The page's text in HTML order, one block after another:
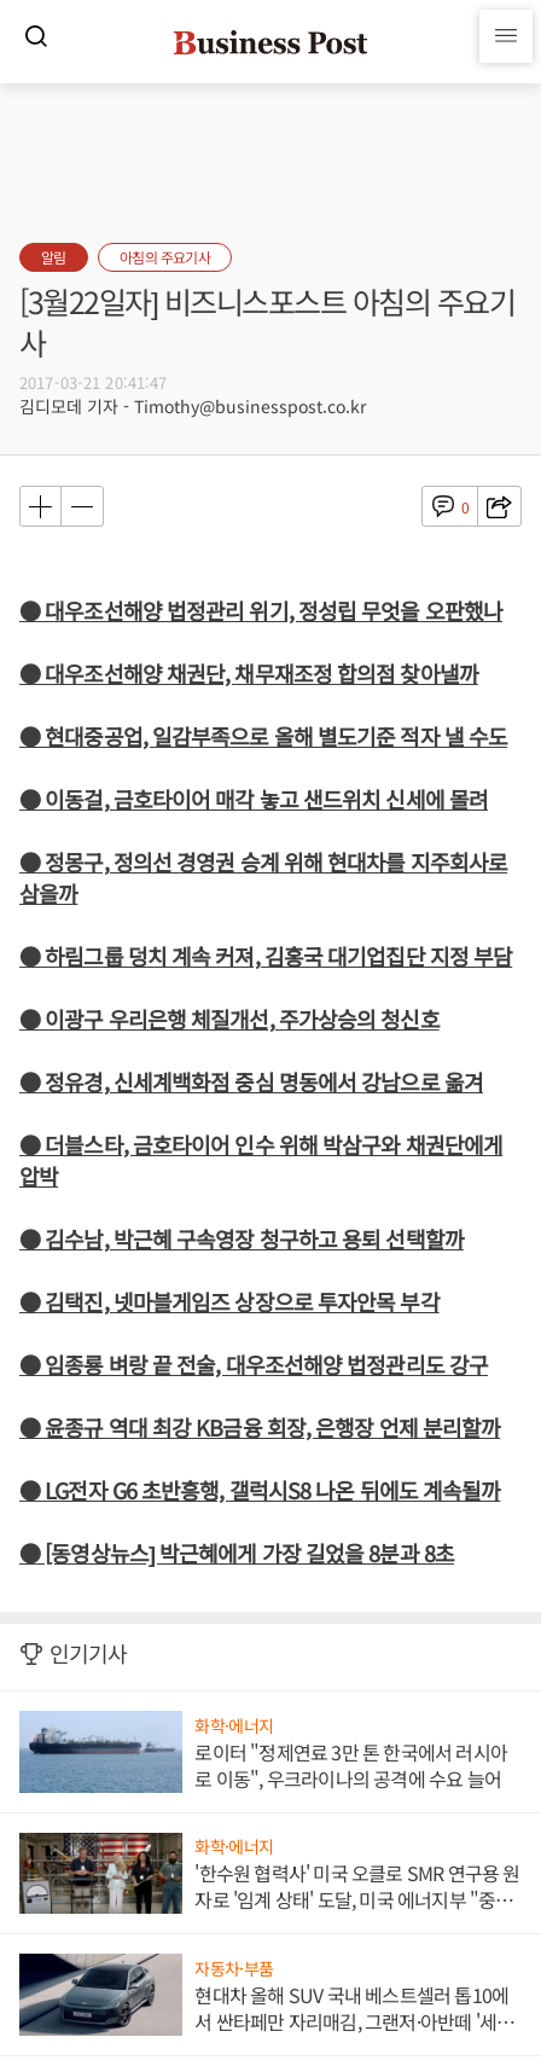
알림 아침의 주요기사
[3월22일자] 비즈니스포스트 아침의 주요기
사
2017-03-21 20:41:47
김디모데 기자 - Timothy@businesspost.co.kr
0
● 대우조선해양 법정관리 위기, 정성립 무엇을 오판했나
● 대우조선해양 채권단, 채무재조정 합의점 찾아낼까
● 현대중공업, 일감부족으로 올해 별도기준 적자 낼 수도
● 이동걸, 금호타이어 매각 놓고 샌드위치 신세에 몰려
● 정몽구, 정의선 경영권 승계 위해 현대차를 지주회사로
삼을까
● 하림그룹 덩치 계속 커져, 김홍국 대기업집단 지정 부담
● 이광구 우리은행 체질개선, 주가상승의 청신호
● 정유경, 신세계백화점 중심 명동에서 강남으로 옮겨
● 더블스타, 금호타이어 인수 위해 박삼구와 채권단에게
압박
● 김수남, 박근혜 구속영장 청구하고 용퇴 선택할까
● 김택진, 넷마블게임즈 상장으로 투자안목 부각
● 임종룡 벼랑 끝 전술, 대우조선해양 법정관리도 강구
● 윤종규 역대 최강 KB금융 회장, 은행장 언제 분리할까
● LG전자 G6 초반흥행, 갤럭시S8 나온 뒤에도 계속될까
● [동영상뉴스] 박근혜에게 가장 길었을 8분과 8초
인기기사
화학·에너지
로이터 "정제연료 3만 톤 한국에서 러시아
로 이동", 우크라이나의 공격에 수요 늘어
화학·에너지
'한수원 협력사' 미국 오클로 SMR 연구용 원
자로 '임계 상태' 도달, 미국 에너지부 "중요
자동차·부품
현대차 올해 SUV 국내 베스트셀러 톱10에
서 싼타페만 자리매김, 그랜저·아반떼 '세단